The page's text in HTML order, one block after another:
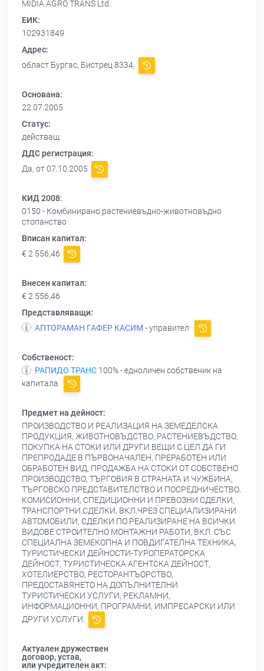
MIDIA AGRO TRANS Ltd.
ЕИК:
102931849
Адрес:
област Бургас, Бистрец 8334,
Основана:
22.07.2005
Статус:
действащ
ДДС регистрация:
Да, от 07.10.2005
КИД 2008:
0150 - Комбинирано растениевъдно-животновъдно
стопанство
Вписан капитал:
€ 2 556,46
Внесен капитал:
€ 2 556,46
Представляващи:
АПТОРАМАН ГАФЕР КАСИМ - управител
Собственост:
РАПИДО ТРАНС 100% - едноличен собственик на
капитала
Предмет на дейност:
ПРОИЗВОДСТВО И РЕАЛИЗАЦИЯ НА ЗЕМЕДЕЛСКА
ПРОДУКЦИЯ, ЖИВОТНОВЪДСТВО, РАСТЕНИЕВЪДСТВО,
ПОКУПКА НА СТОКИ ИЛИ ДРУГИ ВЕЩИ С ЦЕЛ ДА ГИ
ПРЕПРОДАДЕ В ПЪРВОНАЧАЛЕН, ПРЕРАБОТЕН ИЛИ
ОБРАБОТЕН ВИД, ПРОДАЖБА НА СТОКИ ОТ СОБСТВЕНО
ПРОИЗВОДСТВО, ТЪРГОВИЯ В СТРАНАТА И ЧУЖБИНА,
ТЪРГОВСКО ПРЕДСТАВИТЕЛСТВО И ПОСРЕДНИЧЕСТВО,
КОМИСИОННИ, СПЕДИЦИОННИ И ПРЕВОЗНИ СДЕЛКИ,
ТРАНСПОРТНИ СДЕЛКИ, ВКЛ.ЧРЕЗ СПЕЦИАЛИЗИРАНИ
АВТОМОБИЛИ, СДЕЛКИ ПО РЕАЛИЗИРАНЕ НА ВСИЧКИ
ВИДОВЕ СТРОИТЕЛНО МОНТАЖНИ РАБОТИ, ВКЛ. СЪС
СПЕЦИАЛНА ЗЕМЕКОПНА И ПОВДИГАТЕЛНА ТЕХНИКА,
ТУРИСТИЧЕСКИ ДЕЙНОСТИ-ТУРОПЕРАТОРСКА
ДЕЙНОСТ, ТУРИСТИЧЕСКА АГЕНТСКА ДЕЙНОСТ,
ХОТЕЛИЕРСТВО, РЕСТОРАНТЪОРСТВО,
ПРЕДОСТАВЯНЕТО НА ДОПЪЛНИТЕЛНИ
ТУРИСТИЧЕСКИ УСЛУГИ, РЕКЛАМНИ,
ИНФОРМАЦИОННИ, ПРОГРАМНИ, ИМПРЕСАРСКИ ИЛИ
ДРУГИ УСЛУГИ.
Актуален дружествен
договор, устав,
или учредителен акт: